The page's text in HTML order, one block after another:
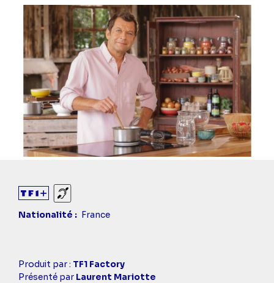
Sourds et malentendants
Nationalité
France
Casting
simba
Produit par : TF1 Factory
Présenté par Laurent Mariotte